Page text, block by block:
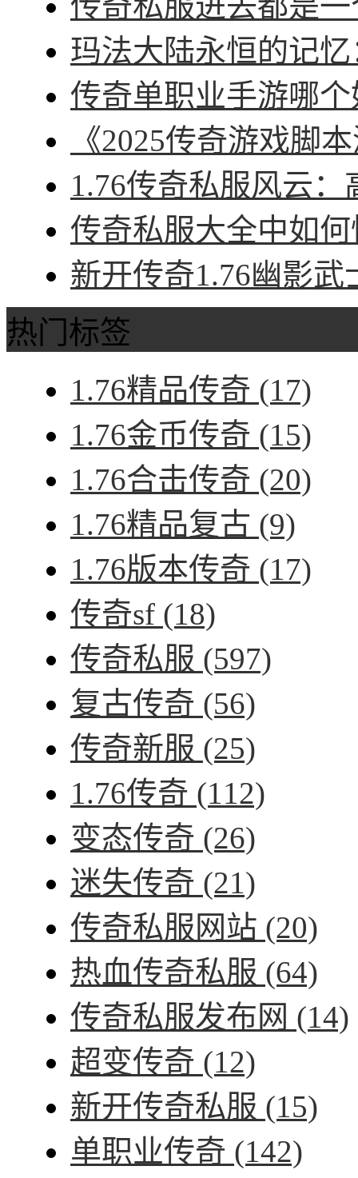
玛法大陆永恒的记
传奇单职业手游哪
《2025传奇游戏脚
1.76传奇私服风云
传奇私服大全中如
新开传奇1.76幽影
热门标签
1.76精品传奇 (17)
1.76金币传奇 (15)
1.76合击传奇 (20)
1.76精品复古 (9)
1.76版本传奇 (17)
传奇sf (18)
传奇私服 (597)
复古传奇 (56)
传奇新服 (25)
1.76传奇 (112)
变态传奇 (26)
迷失传奇 (21)
传奇私服网站 (20)
热血传奇私服 (64)
传奇私服发布网 (14)
超变传奇 (12)
新开传奇私服 (15)
单职业传奇 (142)